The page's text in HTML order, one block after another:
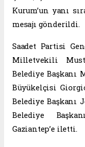
Kurum’un yanı
mesajı gönderildi.
Saadet Partisi
Milletvekili
Belediye Başkanı
Büyükelçisi
Belediye Başkanı
Belediye
Gaziantep’e iletti.